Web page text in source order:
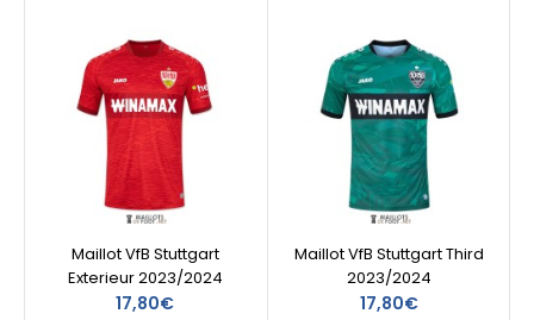
Maillot VfB Stuttgart
Exterieur 2023/2024
17,80€
Maillot VfB Stuttgart Third
2023/2024
17,80€